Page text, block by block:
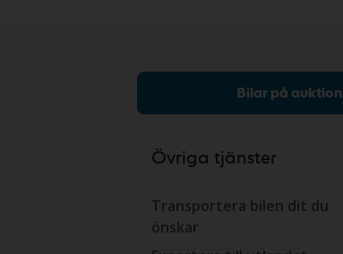
Bilar på auktion
Övriga tjänster
Transportera bilen dit du
önskar